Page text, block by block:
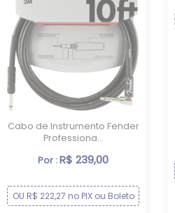
Cabo de Instrumento Fender
Professiona...
Por :R$ 239,00
OU R$ 222,27 no PIX ou Boleto